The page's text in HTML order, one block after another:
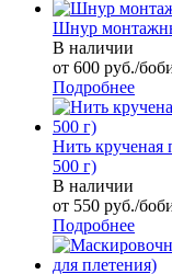
Шнур
В наличии
от 600 руб./
Подробнее
Нить крученая
500 г)
В наличии
от 550 руб./
Подробнее